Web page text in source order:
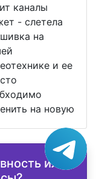
каналы
- слетела
на
и ее
на новую
или